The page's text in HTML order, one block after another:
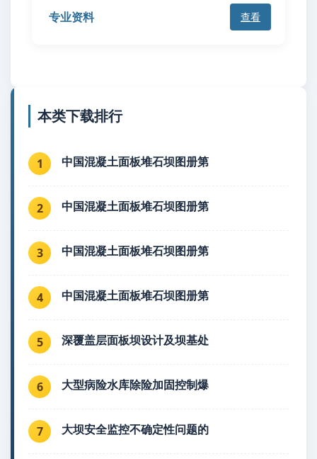
专业资料 查看
本类下载排行
1 中国混凝土面板堆石坝图册第
2 中国混凝土面板堆石坝图册第
3 中国混凝土面板堆石坝图册第
4 中国混凝土面板堆石坝图册第
5 深覆盖层面板坝设计及坝基处
6 大型病险水库除险加固控制爆
7 大坝安全监控不确定性问题的